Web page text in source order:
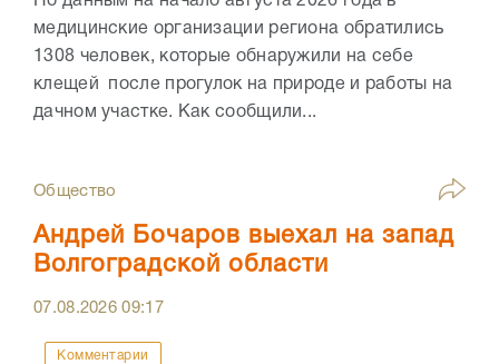
медицинские организации региона обратились
1308 человек, которые обнаружили на себе
клещей после прогулок на природе и работы на
дачном участке. Как сообщили...
Общество
Андрей Бочаров выехал на запад
Волгоградской области
07.08.202609:17
Комментарии